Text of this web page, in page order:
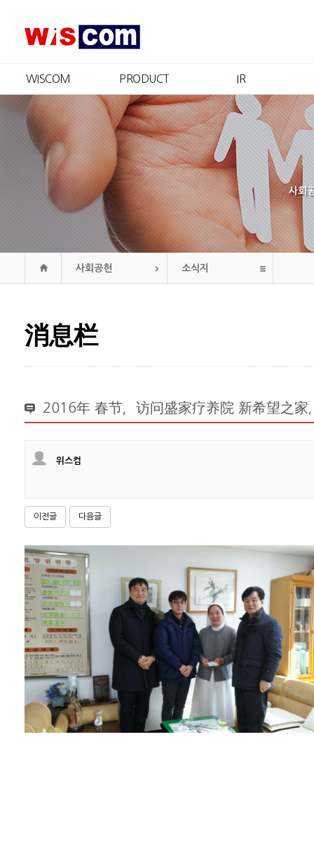
WISCOM
회사소개
CEO 인사
경영철학
CI
연혁
조직도
오시는길
PRODUCT
제품소개
인증현황
IR
IR개요
주가정보
재무정보
공시정보
공고
사회
사회공헌 소식지
消息栏
2016年 春节，访问盛家疗养院 新希望之家
위스컴
이전글 다음글